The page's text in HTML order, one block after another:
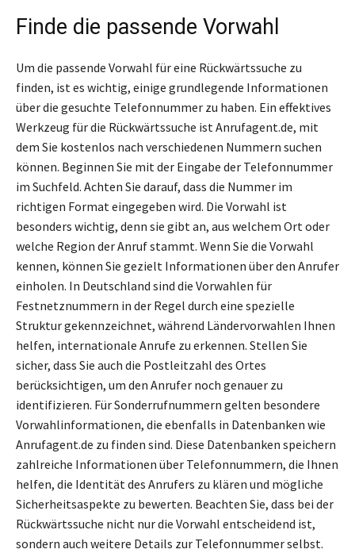
Finde die passende Vorwahl
Um die passende Vorwahl für eine Rückwärtssuche zu
finden, ist es wichtig, einige grundlegende Informationen
über die gesuchte Telefonnummer zu haben. Ein effektives
Werkzeug für die Rückwärtssuche ist Anrufagent.de, mit
dem Sie kostenlos nach verschiedenen Nummern suchen
können. Beginnen Sie mit der Eingabe der Telefonnummer
im Suchfeld. Achten Sie darauf, dass die Nummer im
richtigen Format eingegeben wird. Die Vorwahl ist
besonders wichtig, denn sie gibt an, aus welchem Ort oder
welche Region der Anruf stammt. Wenn Sie die Vorwahl
kennen, können Sie gezielt Informationen über den Anrufer
einholen. In Deutschland sind die Vorwahlen für
Festnetznummern in der Regel durch eine spezielle
Struktur gekennzeichnet, während Ländervorwahlen Ihnen
helfen, internationale Anrufe zu erkennen. Stellen Sie
sicher, dass Sie auch die Postleitzahl des Ortes
berücksichtigen, um den Anrufer noch genauer zu
identifizieren. Für Sonderrufnummern gelten besondere
Vorwahlinformationen, die ebenfalls in Datenbanken wie
Anrufagent.de zu finden sind. Diese Datenbanken speichern
zahlreiche Informationen über Telefonnummern, die Ihnen
helfen, die Identität des Anrufers zu klären und mögliche
Sicherheitsaspekte zu bewerten. Beachten Sie, dass bei der
Rückwärtssuche nicht nur die Vorwahl entscheidend ist,
sondern auch weitere Details zur Telefonnummer selbst.